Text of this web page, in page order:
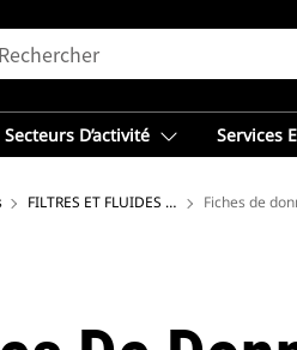
Secteurs D’activité Services
FILTRES ET FLUIDES CAT Fiches de